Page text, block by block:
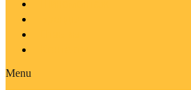
Menu